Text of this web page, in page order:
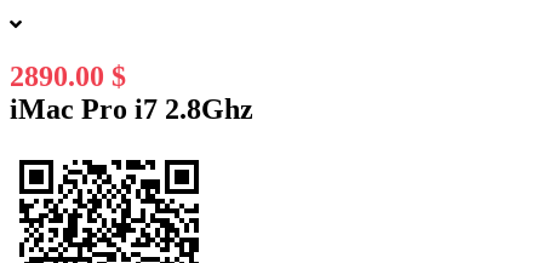
2890.00 $
iMac Pro i7 2.8Ghz